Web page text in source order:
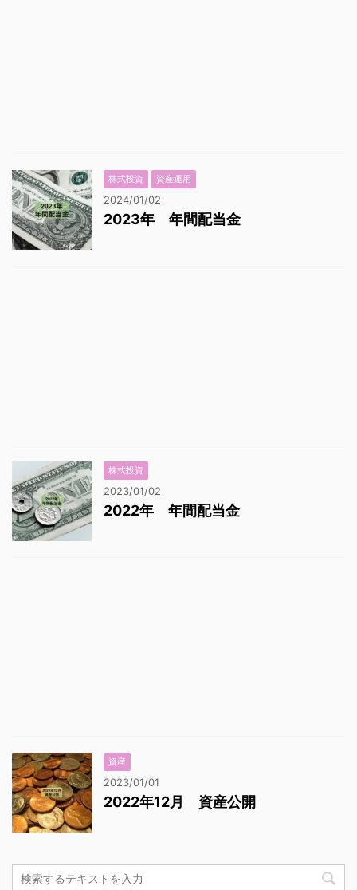
株式投資 資産運用
2024/01/02
2023年 年間配当金
株式投資
2023/01/02
2022年 年間配当金
資産
2023/01/01
2022年12月 資産公開